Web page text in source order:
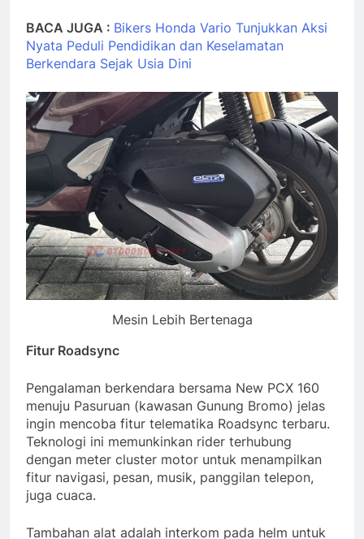
BACA JUGA : Bikers Honda Vario Tunjukkan Aksi
Nyata Peduli Pendidikan dan Keselamatan
Berkendara Sejak Usia Dini
Mesin Lebih Bertenaga
Fitur Roadsync
Pengalaman berkendara bersama New PCX 160
menuju Pasuruan (kawasan Gunung Bromo) jelas
ingin mencoba fitur telematika Roadsync terbaru.
Teknologi ini memunkinkan rider terhubung
dengan meter cluster motor untuk menampilkan
fitur navigasi, pesan, musik, panggilan telepon,
juga cuaca.
Tambahan alat adalah interkom pada helm untuk